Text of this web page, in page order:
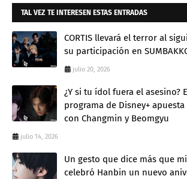
TAL VEZ TE INTERESEN ESTAS ENTRADAS
CORTIS llevará el terror al
su participación en
julio 20, 2026
¿Y si tu ídol fuera el asesino?
programa de Disney+
con Changmin y Beomgyu
julio 14, 2026
Un gesto que dice más que
celebró Hanbin un nuevo